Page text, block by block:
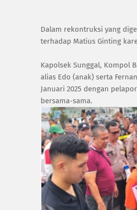
Dalam rekontruksi yang
terhadap Matius Ginting
Kapolsek Sunggal, Kompol
alias Edo (anak) serta
Januari 2025 dengan
bersama-sama.